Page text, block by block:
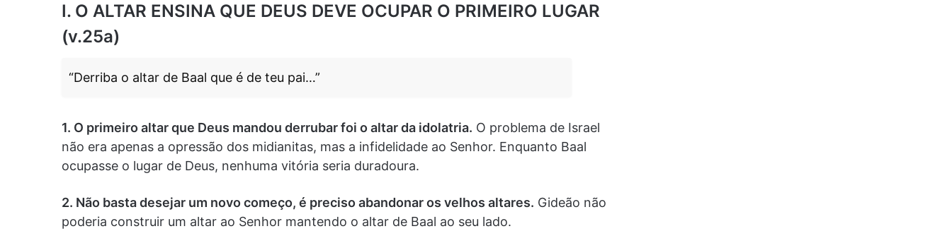
I. O ALTAR ENSINA QUE DEUS DEVE OCUPAR O PRIMEIRO LUGAR
(v.25a)
“Derriba o altar de Baal que é de teu pai…”
1. O primeiro altar que Deus mandou derrubar foi o altar da idolatria. O problema de Israel
não era apenas a opressão dos midianitas, mas a infidelidade ao Senhor. Enquanto Baal
ocupasse o lugar de Deus, nenhuma vitória seria duradoura.
2. Não basta desejar um novo começo, é preciso abandonar os velhos altares. Gideão não
poderia construir um altar ao Senhor mantendo o altar de Baal ao seu lado.